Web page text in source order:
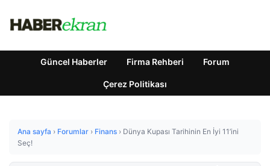
Güncel Haberler Firma Rehberi Forum
Çerez Politikası
Ana sayfa › Forumlar › Finans › Dünya Kupası Tarihinin En İyi 11’ini
Seç!